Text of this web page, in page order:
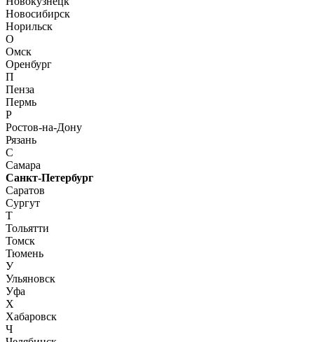
Новосибирск
Норильск
О
Омск
Оренбург
П
Пенза
Пермь
Р
Ростов-на-Дону
Рязань
С
Самара
Санкт-Петербург
Саратов
Сургут
Т
Тольятти
Томск
Тюмень
У
Ульяновск
Уфа
Х
Хабаровск
Ч